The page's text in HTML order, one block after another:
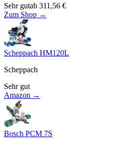
Sehr gutab 311,56 €
Zum Shop →
Scheppach HM120L
Scheppach
Sehr gut
Amazon →
Bosch PCM 7S